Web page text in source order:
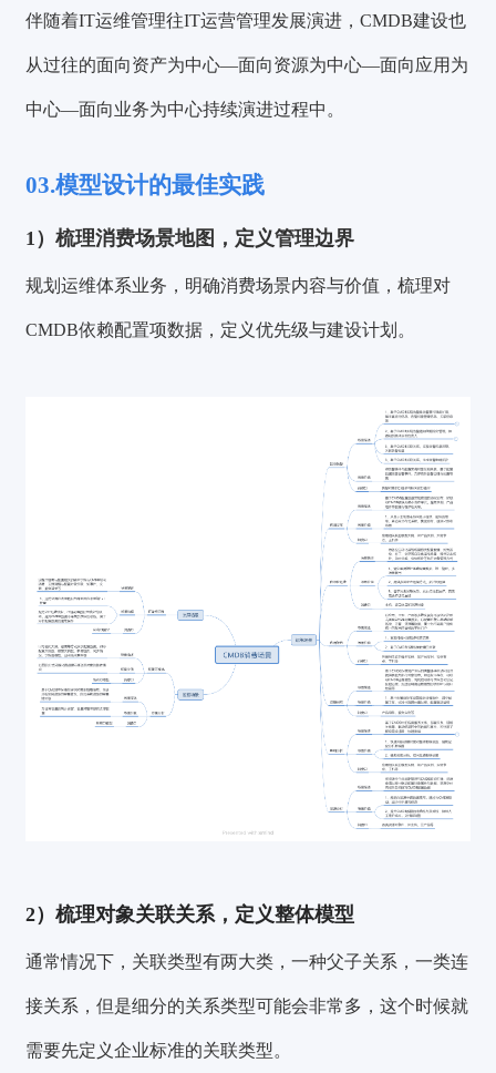
伴随着IT运维管理往IT运营管理发展演进，CMDB建设也
从过往的面向资产为中心—面向资源为中心—面向应用为
中心—面向业务为中心持续演进过程中。
03.模型设计的最佳实践
1）梳理消费场景地图，定义管理边界
规划运维体系业务，明确消费场景内容与价值，梳理对
CMDB依赖配置项数据，定义优先级与建设计划。
2）梳理对象关联关系，定义整体模型
通常情况下，关联类型有两大类，一种父子关系，一类连
接关系，但是细分的关系类型可能会非常多，这个时候就
需要先定义企业标准的关联类型。
验证码登录 密码登录